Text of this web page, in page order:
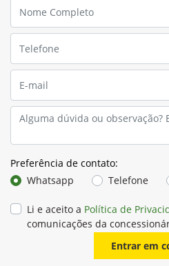
Preferência de contato:
Whatsapp
Telefone
Li e aceito a Política de
comunicações da
Entrar em